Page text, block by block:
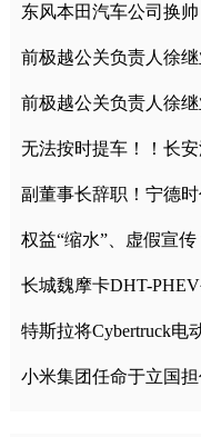
东风本田汽车公司换帅
前极越公关负责人徐
前极越公关负责人徐
无法按时提车！！长
副董事长辞职！宁德
权益“缩水”、虚假宣
长城魏摩卡DHT-
特斯拉将Cybertruck电